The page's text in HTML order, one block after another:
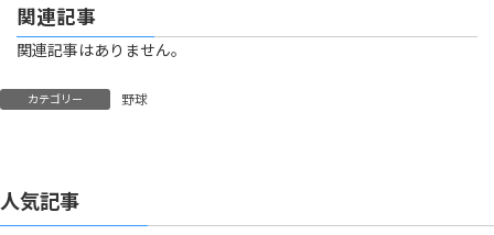
関連記事
関連記事はありません。
カテゴリー 野球
人気記事